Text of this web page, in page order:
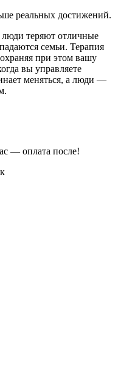
реальных достижений.
люди теряют отличные
семьи. Терапия
при этом вашу
вы управляете
меняться, а люди —
— оплата после!